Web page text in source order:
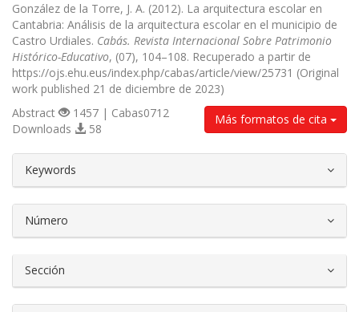
González de la Torre, J. A. (2012). La arquitectura escolar en
Cantabria: Análisis de la arquitectura escolar en el municipio de
Castro Urdiales. Cabás. Revista Internacional Sobre Patrimonio
Histórico-Educativo, (07), 104–108. Recuperado a partir de
https://ojs.ehu.eus/index.php/cabas/article/view/25731 (Original
work published 21 de diciembre de 2023)
Más formatos de cita
Abstract
1457 | Cabas0712
Downloads
58
Keywords
Número
Sección